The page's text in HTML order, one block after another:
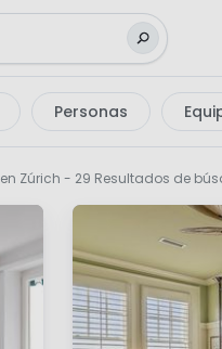
Personas
Zúrich - 29 Resultados de